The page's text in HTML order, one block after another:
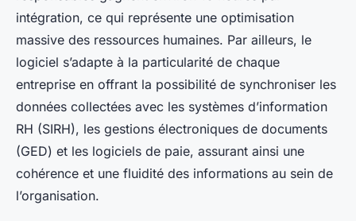
intégration, ce qui représente une optimisation
massive des ressources humaines. Par ailleurs, le
logiciel s’adapte à la particularité de chaque
entreprise en offrant la possibilité de synchroniser les
données collectées avec les systèmes d’information
RH (SIRH), les gestions électroniques de documents
(GED) et les logiciels de paie, assurant ainsi une
cohérence et une fluidité des informations au sein de
l’organisation.